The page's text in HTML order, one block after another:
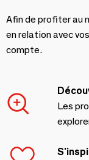
Afin de profiter au
en relation avec
compte.
Les